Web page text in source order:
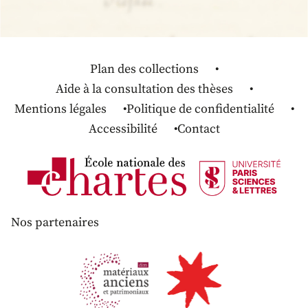
Plan des collections
Aide à la consultation des thèses
Mentions légales
Politique de confidentialité
Accessibilité
Contact
Nos partenaires